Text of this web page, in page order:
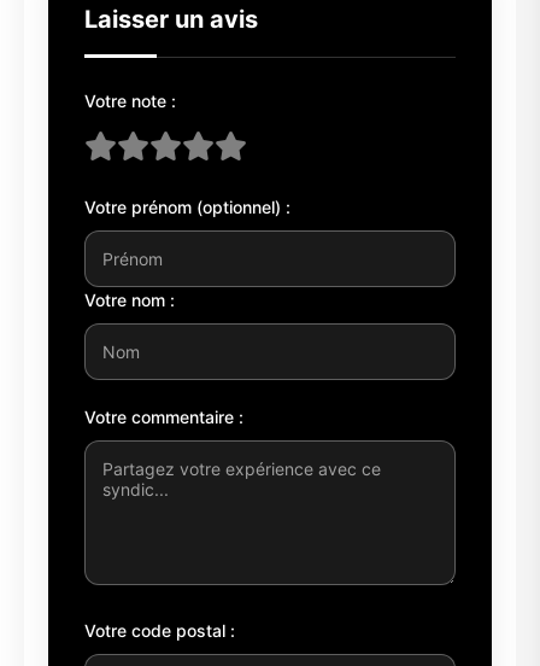
Laisser un avis
Votre note :
Votre prénom (optionnel) :
Votre nom :
Votre commentaire :
Votre code postal :